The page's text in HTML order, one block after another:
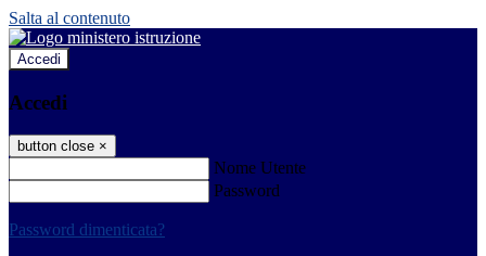
Salta al contenuto
Accedi
Accedi
button close ×
Nome Utente
Password
Password dimenticata?